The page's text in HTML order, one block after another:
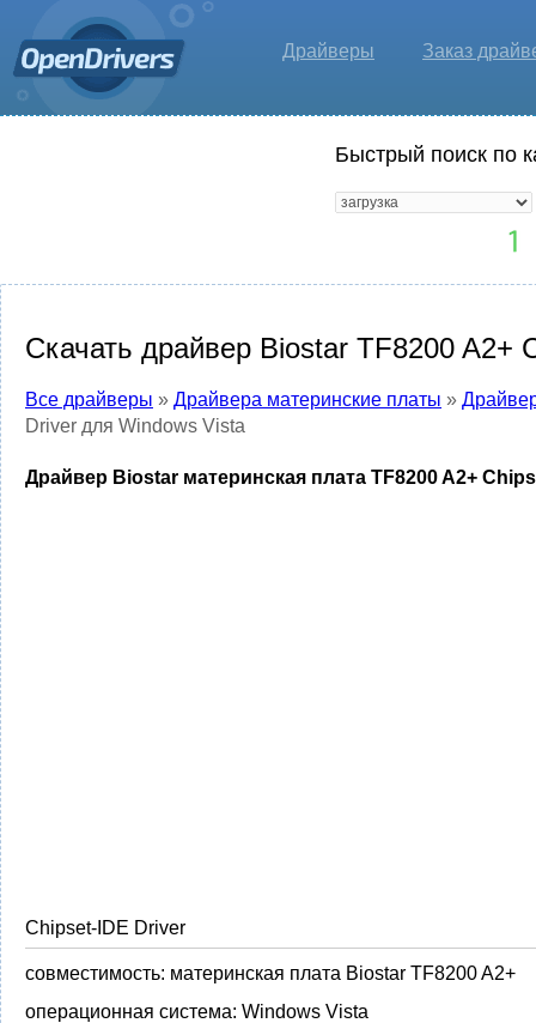
Драйверы Заказ
Быстрый поиск по
Скачать драйвер Biostar TF8200 A2+
Все драйверы » Драйвера материнские платы »
Driver для Windows Vista
Драйвер Biostar материнская плата TF8200 A2+
Chipset-IDE Driver
совместимость: материнская плата Biostar TF8200 A2+
операционная система: Windows Vista